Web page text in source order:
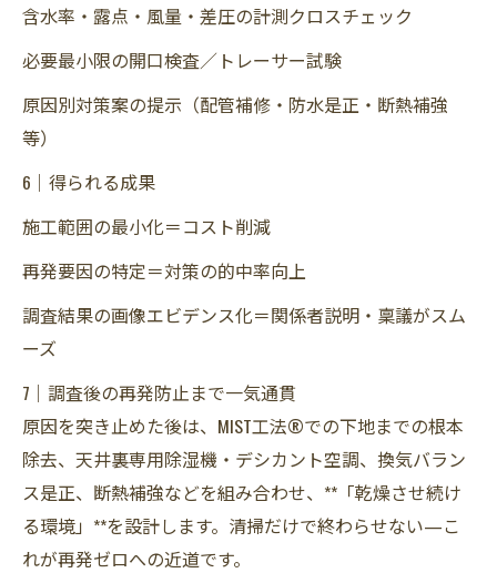
含水率・露点・風量・差圧の計測クロスチェック
必要最小限の開口検査／トレーサー試験
原因別対策案の提示（配管補修・防水是正・断熱補強
等）
6｜得られる成果
施工範囲の最小化＝コスト削減
再発要因の特定＝対策の的中率向上
調査結果の画像エビデンス化＝関係者説明・稟議がスム
ーズ
7｜調査後の再発防止まで一気通貫
原因を突き止めた後は、MIST工法®での下地までの根本
除去、天井裏専用除湿機・デシカント空調、換気バラン
ス是正、断熱補強などを組み合わせ、**「乾燥させ続け
る環境」**を設計します。清掃だけで終わらせない—こ
れが再発ゼロへの近道です。